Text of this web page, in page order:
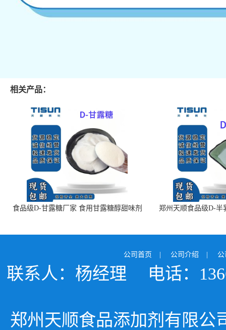
相关产品：
食品级D-甘露糖厂家 食用甘露糖醇甜味剂
郑州天顺食品级D-半
公司首页 | 公司介绍 |
联系人：杨经理 电话：
郑州天顺食品添加剂有限公